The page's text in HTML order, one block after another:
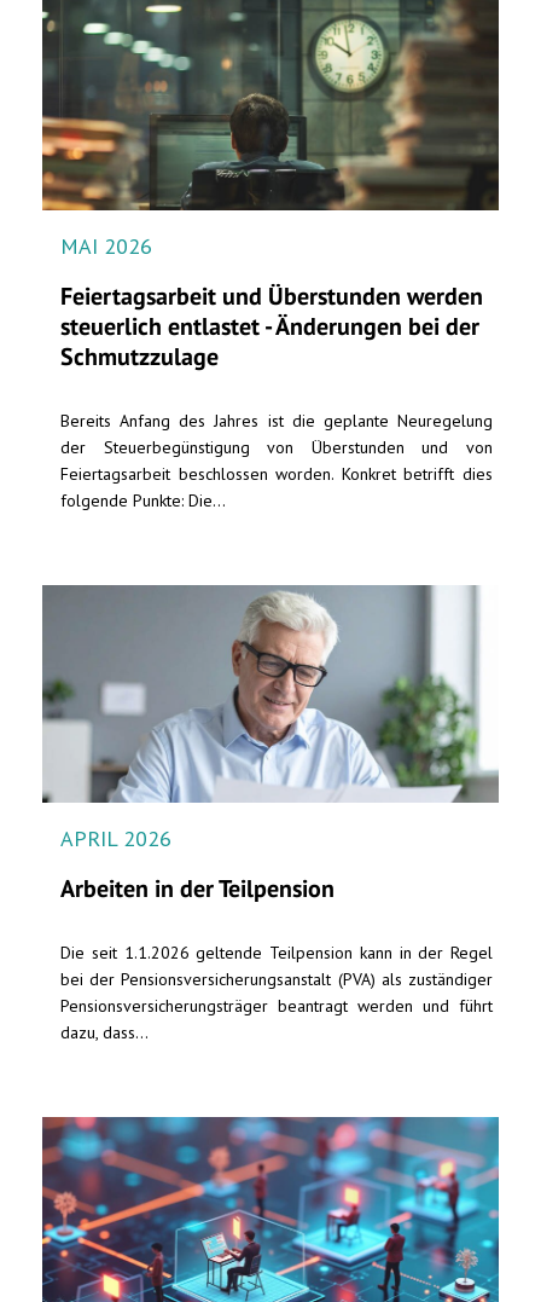
MAI 2026
Feiertagsarbeit und Überstunden werden
steuerlich entlastet - Änderungen bei der
Schmutzzulage
Bereits Anfang des Jahres ist die geplante Neuregelung
der Steuerbegünstigung von Überstunden und von
Feiertagsarbeit beschlossen worden. Konkret betrifft dies
folgende Punkte: Die...
APRIL 2026
Arbeiten in der Teilpension
Die seit 1.1.2026 geltende Teilpension kann in der Regel
bei der Pensionsversicherungsanstalt (PVA) als zuständiger
Pensionsversicherungsträger beantragt werden und führt
dazu, dass...